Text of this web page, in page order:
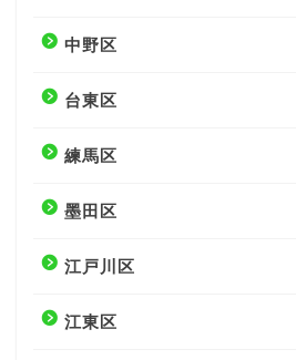
中野区
台東区
練馬区
墨田区
江戸川区
江東区